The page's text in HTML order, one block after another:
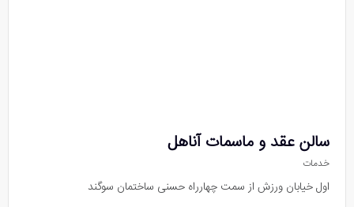
سالن عقد و ماسمات آناهل
خدمات
اول خیابان ورزش از سمت چهارراه حسنی ساختمان سوگند